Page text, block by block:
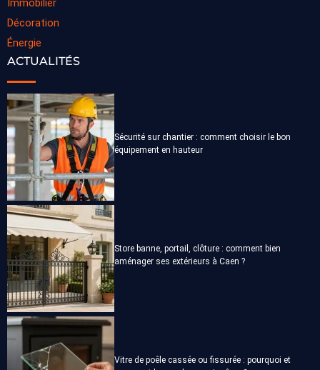
Immobilier
Décoration
Énergie
ACTUALITÉS
Sécurité sur chantier : comment choisir le bon
équipement en hauteur
Store banne, portail, clôture : comment bien
aménager ses extérieurs à Caen ?
Vitre de poêle cassée ou fissurée : pourquoi et